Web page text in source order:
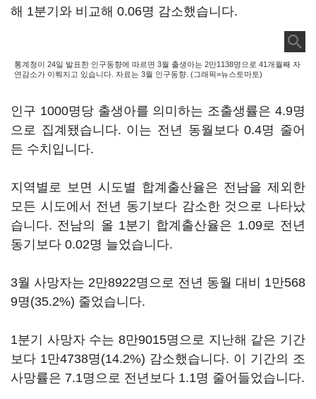
해 1분기와 비교해 0.06명 감소했습니다.
통계청이 24일 발표한 인구동향에 따르면 3월 출생아는 2만1138명으로 41개월째 자
연감소가 이뤄지고 있습니다. 자료는 3월 인구동향. (그래픽=뉴스토마토)
인구 1000명당 출생아를 의미하는 조출생률은 4.9명
으로 집계됐습니다. 이는 전년 동월보다 0.4명 줄어
든 수치입니다.
지역별로 보면 시도별 합계출산율은 전남을 제외한
모든 시도에서 전년 동기보다 감소한 것으로 나타났
습니다. 전남의 올 1분기 합계출산율은 1.09로 전년
동기보다 0.02명 늘었습니다.
3월 사망자는 2만8922명으로 전년 동월 대비 1만568
9명(35.2%) 줄었습니다.
1분기 사망자 수는 8만9015명으로 지난해 같은 기간
보다 1만4738명(14.2%) 감소했습니다. 이 기간의 조
사망률은 7.1명으로 전년보다 1.1명 줄어들었습니다.